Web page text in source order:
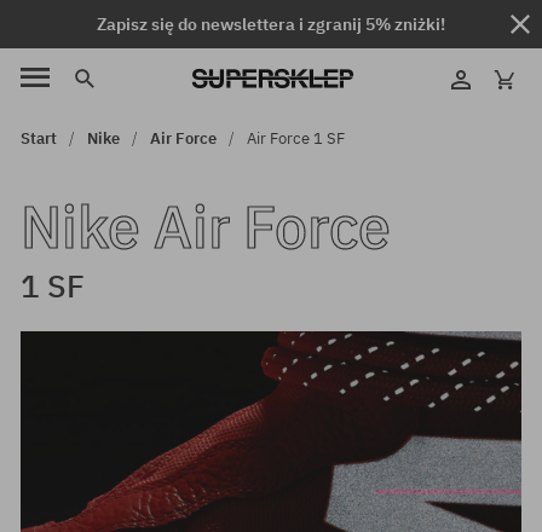
Zapisz się do newslettera i zgranij 5% zniżki!
Start Nike Air Force Air Force 1 SF
Nike Air Force
1 SF